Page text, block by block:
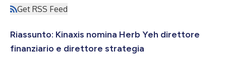
Get RSS Feed
Riassunto: Kinaxis nomina Herb Yeh direttore
finanziario e direttore strategia